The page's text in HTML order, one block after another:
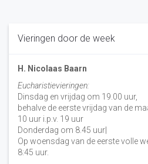
Vieringen door de week
H. Nicolaas Baarn
Eucharistievieringen:
Dinsdag en vrijdag om 19.00 uur,
behalve de eerste vrijdag van de
10 uur i.p.v. 19 uur
Donderdag om 8.45 uur|
Op woensdag van de eerste volle
8:45 uur.